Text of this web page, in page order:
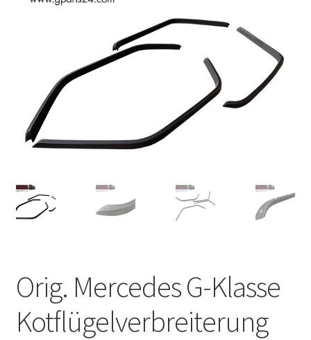
Orig. Mercedes G-Klasse
Kotflügelverbreiterung